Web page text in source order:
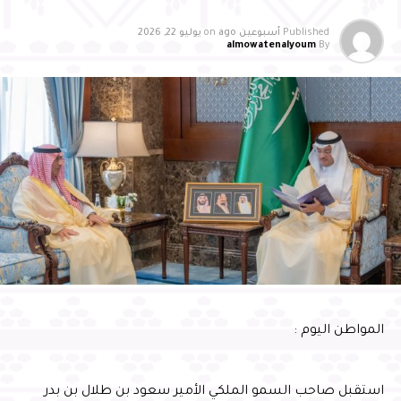
حرص واهتمام سموّه بدعم المبادرات المجتمعية النوعية،
وتمكين الشباب، وتعزيز الوعي الوقائي في المجتمع، بما يسهم
في بناء جيل واعٍ ومسؤول قادر على الإسهام الفاعل في خدمة
وطنه ومجتمعه، ويعكس إيمانًا راسخًا بأهمية الاستثمار في
الإنسان، وترسيخ القيم الإيجابية، ورفع مستوى الوعي
المجتمعي، وتعزيز الجهود الوطنية لحماية الشباب من المخاطر
السلوكية والفكرية، بما يحقق الاستقرار المجتمعي والتنمية
المستدامة، انسجامًا مع مستهدفات رؤية المملكة 2030
Published أسبوعين ago on يوليو 22, 2026
By
almowatenalyoum
المواطن اليوم :
استقبل صاحب السمو الملكي الأمير سعود بن طلال بن بدر